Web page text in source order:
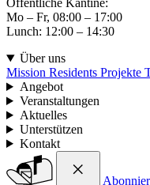
Öffentliche Kantine:
Mo – Fr, 08:00 – 17:00
Lunch: 12:00 – 14:30
Über uns
Mission Residents Projekte
Angebot
Veranstaltungen
Aktuelles
Unterstützen
Kontakt